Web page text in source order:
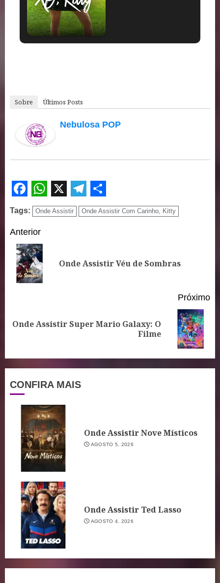
Sobre Últimos Posts
Nebulosa POP
Facebook
WhatsApp
X Telegram
Share
Tags: Onde Assistir Onde Assistir Com Carinho, Kitty
Continue
Reading
Anterior
Onde Assistir Véu de Sombras
Próximo
Próximo
Onde Assistir Super Mario Galaxy: O
Filme
CONFIRA MAIS
Onde Assistir Nove Místicos
AGOSTO 5, 2026
Onde Assistir Ted Lasso
AGOSTO 4, 2026